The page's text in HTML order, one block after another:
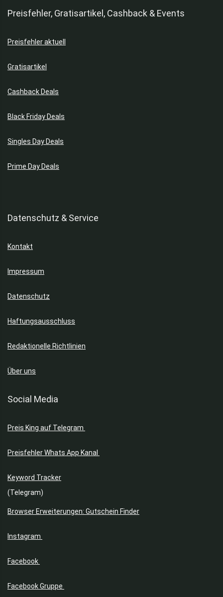
Preisfehler, Gratisartikel, Cashback & Events
Preisfehler aktuell
Gratisartikel
Cashback Deals
Black Friday Deals
Singles Day Deals
Prime Day Deals
Datenschutz & Service
Kontakt
Impressum
Datenschutz
Haftungsausschluss
Redaktionelle Richtlinien
Über uns
Social Media
Preis King auf Telegram
Preisfehler Whats App Kanal
Keyword Tracker
(Telegram)
Browser Erweiterungen: Gutschein Finder
Instagram
Facebook
Facebook Gruppe